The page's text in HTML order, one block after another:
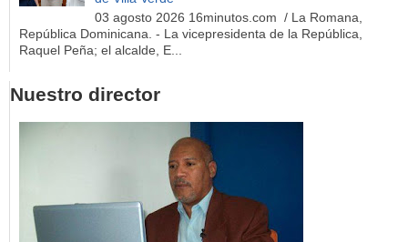
03 agosto 2026 16minutos.com / La Romana,
República Dominicana. - La vicepresidenta de la República,
Raquel Peña; el alcalde, E...
Nuestro director